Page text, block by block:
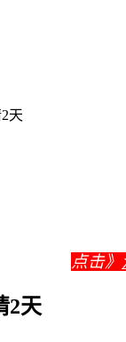
天
点击》
2天